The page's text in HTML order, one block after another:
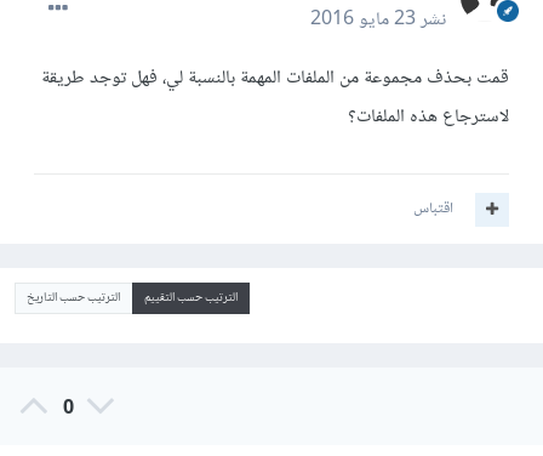
نشر23 مايو 2016
قمت بحذف مجموعة من الملفات المهمة بالنسبة لي، فهل توجد طريقة
لاسترجاع هذه الملفات؟
اقتباس
الترتيب حسب التقييم الترتيب حسب التاريخ
0